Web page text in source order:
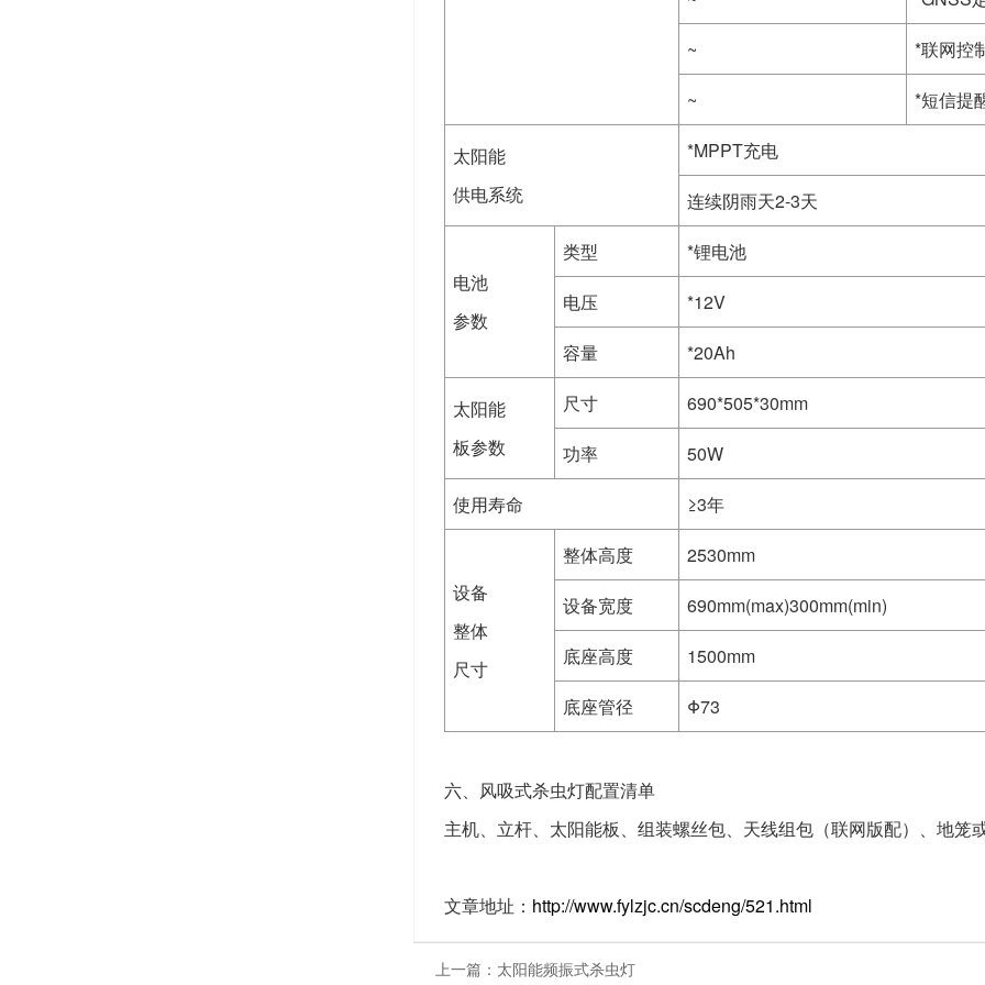
~
*联网控
~
*短信提
太阳能
供电系统
*MPPT充电
连续阴雨天2-3天
电池
参数
类型
*锂电池
电压
*12V
容量
*20Ah
太阳能
板参数
尺寸
690*505*30mm
功率
50W
使用寿命
≥3年
设备
整体
尺寸
整体高度
2530mm
设备宽度
690mm(max)300mm(min)
底座高度
1500mm
底座管径
Φ73
六、风吸式杀虫灯配置清单
主机、立杆、太阳能板、组装螺丝包、天线组包（联网版配）、地笼
文章地址： http://www.fylzjc.cn/scdeng/521.html
上一篇： 太阳能频振式杀虫灯